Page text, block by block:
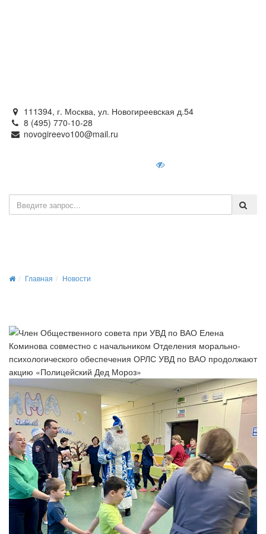
111394, г. Москва, ул. Новогиреевская д.54
8 (495) 770-10-28
novogireevo100@mail.ru
Главная Новости